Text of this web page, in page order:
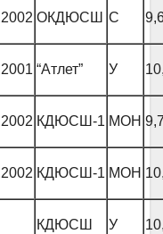
ОКДЮСШ С
“Атлет” У
КДЮСШ-1 МОН
КДЮСШ-1 МОН
КДЮСШ У